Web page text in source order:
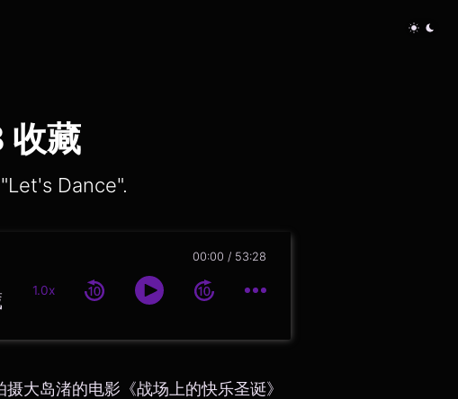
收藏
Dance".
1.0x
00:00 53:28
大岛渚的电影《战场上的快乐圣诞》